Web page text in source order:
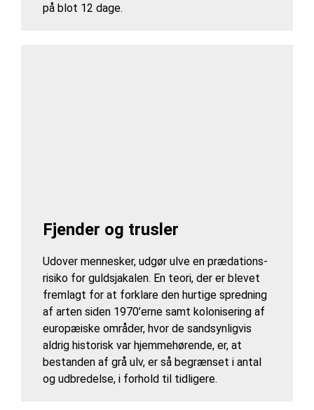
på blot 12 dage.
Fjender og trusler
Udover mennesker, udgør ulve en prædations-
risiko for guldsjakalen. En teori, der er blevet
fremlagt for at forklare den hurtige spredning
af arten siden 1970’erne samt kolonisering af
europæiske områder, hvor de sandsynligvis
aldrig historisk var hjemmehørende, er, at
bestanden af grå ulv, er så begrænset i antal
og udbredelse, i forhold til tidligere.